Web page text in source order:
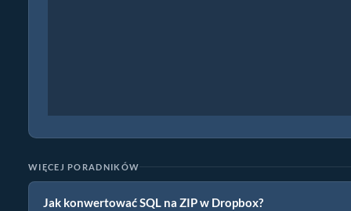
WIĘCEJ PORADNIKÓW
Jak konwertować SQL na ZIP w Dropbox?